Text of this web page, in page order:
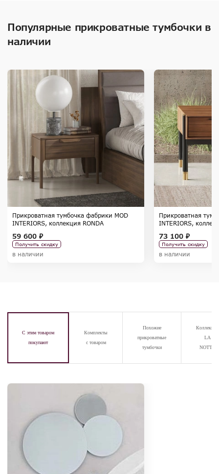
Популярные прикроватные тумбочки в
наличии
Прикроватная тумбочка фабрики MOD
INTERIORS, коллекция RONDA
59 600 ₽
Получить скидку
в наличии
Прикроватная
INTERIORS,
73 100 ₽
Получить скидку
в наличии
С этим товаром
покупают
Комплекты
с товаром
Похожие
прикроватные
тумбочки
Коллекция
LA
NOTTE